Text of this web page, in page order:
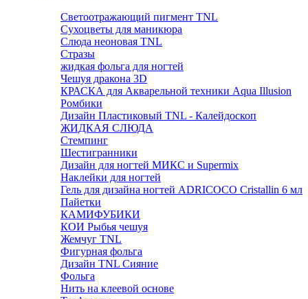
Светоотражающий пигмент TNL
Сухоцветы для маникюра
Слюда неоновая TNL
Стразы
жидкая фольга для ногтей
Чешуя дракона 3D
КРАСКА для Акварельной техники Aqua Illusion
Ромбики
Дизайн Пластиковый TNL - Калейдоскоп
ЖИДКАЯ СЛЮДА
Стемпинг
Шестигранники
Дизайн для ногтей МИКС и Supermix
Наклейки для ногтей
Гель для дизайна ногтей ADRICOCO Cristallin 6 мл
Пайетки
КАМИФУБИКИ
КОИ Рыбья чешуя
Жемчуг TNL
Фигурная фольга
Дизайн TNL Сияние
Фольга
Нить на клеевой основе